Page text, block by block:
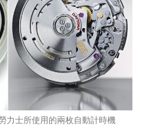
力士所使用的兩枚自動計時機